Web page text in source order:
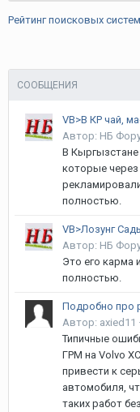
Рейтинг поисковых систем
СООБЩЕНИЯ
Автор: НБ
В Кыргызстане
которые через
полностью.
VB>Лозунг
Автор: НБ
Это его карма
полностью.
Автор: axied11 ·
Типичные
ГРМ на Volvo
привести к
автомобиля,
таких работ